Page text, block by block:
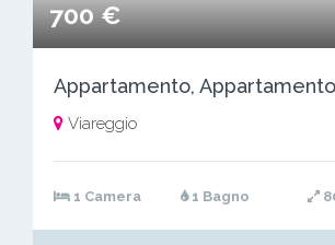
700 €
Appartamento, Appartamento
Viareggio
1 Camera 1 Bagno